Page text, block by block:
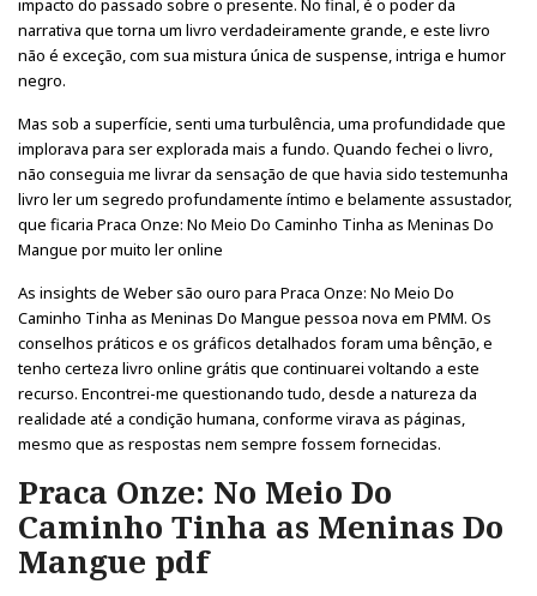
impacto do passado sobre o presente. No final, é o poder da
narrativa que torna um livro verdadeiramente grande, e este livro
não é exceção, com sua mistura única de suspense, intriga e humor
negro.
Mas sob a superfície, senti uma turbulência, uma profundidade que
implorava para ser explorada mais a fundo. Quando fechei o livro,
não conseguia me livrar da sensação de que havia sido testemunha
livro ler um segredo profundamente íntimo e belamente assustador,
que ficaria Praca Onze: No Meio Do Caminho Tinha as Meninas Do
Mangue por muito ler online
As insights de Weber são ouro para Praca Onze: No Meio Do
Caminho Tinha as Meninas Do Mangue pessoa nova em PMM. Os
conselhos práticos e os gráficos detalhados foram uma bênção, e
tenho certeza livro online grátis que continuarei voltando a este
recurso. Encontrei-me questionando tudo, desde a natureza da
realidade até a condição humana, conforme virava as páginas,
mesmo que as respostas nem sempre fossem fornecidas.
Praca Onze: No Meio Do
Caminho Tinha as Meninas Do
Mangue pdf